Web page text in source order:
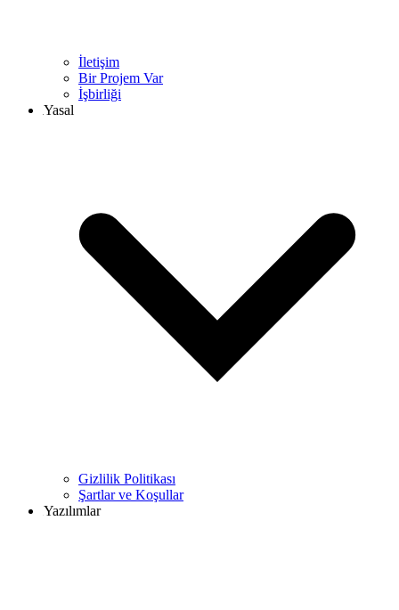
İletişim
Bir Projem Var
İşbirliği
Yasal
Gizlilik Politikası
Şartlar ve Koşullar
Yazılımlar